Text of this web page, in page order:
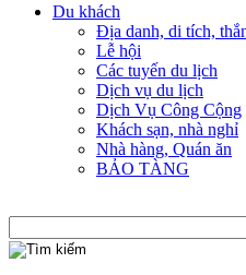
Du khách
Địa danh, di tích,
Lễ hội
Các tuyến du lịch
Dịch vụ du lịch
Dịch Vụ Công Cộng
Khách sạn, nhà nghỉ
Nhà hàng, Quán ăn
BẢO TÀNG